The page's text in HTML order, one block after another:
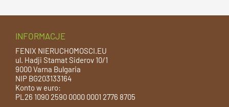
INFORMACJE
FENIX NIERUCHOMOSCI.EU
ul. Hadji Stamat Siderov 10/1
9000 Varna Bulgaria
NIP BG203133164
Konto w euro:
PL26 1090 2590 0000 0001 2776 8705